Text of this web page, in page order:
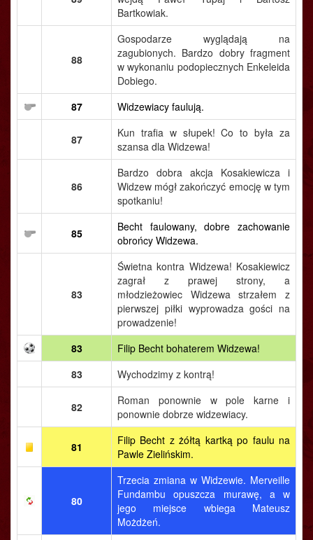
Bartkowiak.
88
Gospodarze wyglądają na
zagubionych. Bardzo dobry fragment
w wykonaniu podopiecznych Enkeleida
Dobiego.
87
Widzewiacy faulują.
87
Kun trafia w słupek! Co to była za
szansa dla Widzewa!
86
Bardzo dobra akcja Kosakiewicza i
Widzew mógł zakończyć emocję w tym
spotkaniu!
85
Becht faulowany, dobre zachowanie
obrońcy Widzewa.
83
Świetna kontra Widzewa! Kosakiewicz
zagrał z prawej strony, a
młodzieżowiec Widzewa strzałem z
pierwszej piłki wyprowadza gości na
prowadzenie!
83
Filip Becht bohaterem Widzewa!
83
Wychodzimy z kontrą!
82
Roman ponownie w pole karne i
ponownie dobrze widzewiacy.
81
Filip Becht z żółtą kartką po faulu na
Pawle Zielińskim.
80
Trzecia zmiana w Widzewie. Merveille
Fundambu opuszcza murawę, a w
jego miejsce wbiega Mateusz
Możdżeń.